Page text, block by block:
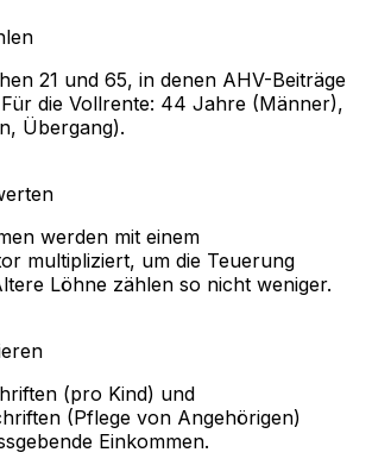
21 und 65, in denen AHV-Beiträge
die Vollrente: 44 Jahre (Männer),
Übergang).
werden mit einem
multipliziert, um die Teuerung
Löhne zählen so nicht weniger.
(pro Kind) und
(Pflege von Angehörigen)
Einkommen.